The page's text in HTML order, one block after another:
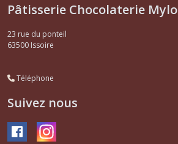
Pâtisserie Chocolaterie Mylo
23 rue du ponteil
63500 Issoire
Téléphone
Suivez nous